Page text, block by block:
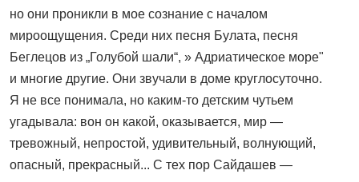
но они проникли в мое сознание с началом
мироощущения. Среди них песня Булата, песня
Беглецов из „Голубой шали“, » Адриатическое море"
и многие другие. Они звучали в доме круглосуточно.
Я не все понимала, но каким-то детским чутьем
угадывала: вон он какой, оказывается, мир —
тревожный, непростой, удивительный, волнующий,
опасный, прекрасный... С тех пор Сайдашев —